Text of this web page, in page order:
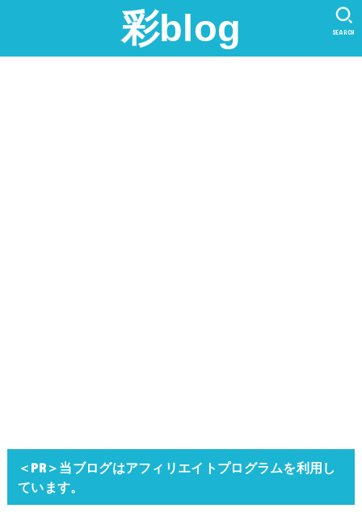
彩blog SEARCH
＜PR＞当ブログはアフィリエイトプログラムを利用し
ています。